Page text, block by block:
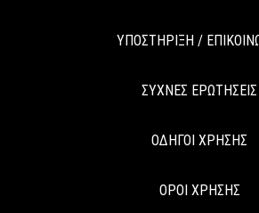
ΥΠΟΣΤΗΡΙΞΗ /
ΣΥΧΝΕΣ ΕΡΩΤΗΣΕΙΣ
ΟΔΗΓΟΙ ΧΡΗΣΗΣ
ΟΡΟΙ ΧΡΗΣΗΣ